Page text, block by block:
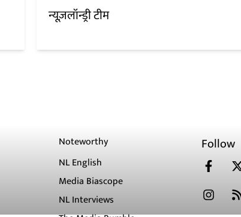
न्यूज़लॉन्ड्री टीम
Noteworthy
NL English
Media Biascope
NL Interviews
Follow